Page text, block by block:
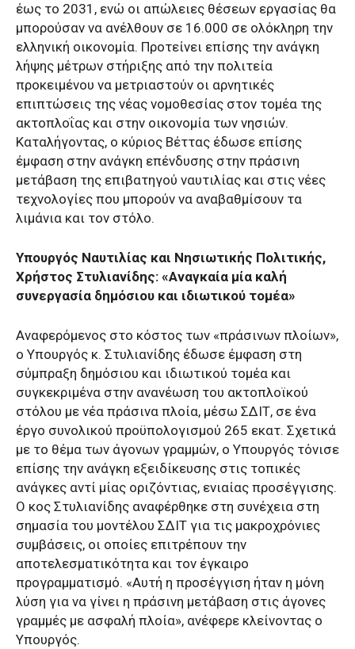
έως το 2031, ενώ οι απώλειες θέσεων εργασίας θα
μπορούσαν να ανέλθουν σε 16.000 σε ολόκληρη την
ελληνική οικονομία. Προτείνει επίσης την ανάγκη
λήψης μέτρων στήριξης από την πολιτεία
προκειμένου να μετριαστούν οι αρνητικές
επιπτώσεις της νέας νομοθεσίας στον τομέα της
ακτοπλοΐας και στην οικονομία των νησιών.
Καταλήγοντας, ο κύριος Βέττας έδωσε επίσης
έμφαση στην ανάγκη επένδυσης στην πράσινη
μετάβαση της επιβατηγού ναυτιλίας και στις νέες
τεχνολογίες που μπορούν να αναβαθμίσουν τα
λιμάνια και τον στόλο.
Υπουργός Ναυτιλίας και Νησιωτικής Πολιτικής,
Χρήστος Στυλιανίδης: «Αναγκαία μία καλή
συνεργασία δημόσιου και ιδιωτικού τομέα»
Αναφερόμενος στο κόστος των «πράσινων πλοίων»,
ο Υπουργός κ. Στυλιανίδης έδωσε έμφαση στη
σύμπραξη δημόσιου και ιδιωτικού τομέα και
συγκεκριμένα στην ανανέωση του ακτοπλοϊκού
στόλου με νέα πράσινα πλοία, μέσω ΣΔΙΤ, σε ένα
έργο συνολικού προϋπολογισμού 265 εκατ. Σχετικά
με το θέμα των άγονων γραμμών, ο Υπουργός τόνισε
επίσης την ανάγκη εξειδίκευσης στις τοπικές
ανάγκες αντί μίας οριζόντιας, ενιαίας προσέγγισης.
Ο κος Στυλιανίδης αναφέρθηκε στη συνέχεια στη
σημασία του μοντέλου ΣΔΙΤ για τις μακροχρόνιες
συμβάσεις, οι οποίες επιτρέπουν την
αποτελεσματικότητα και τον έγκαιρο
προγραμματισμό. «Αυτή η προσέγγιση ήταν η μόνη
λύση για να γίνει η πράσινη μετάβαση στις άγονες
γραμμές με ασφαλή πλοία», ανέφερε κλείνοντας ο
Υπουργός.